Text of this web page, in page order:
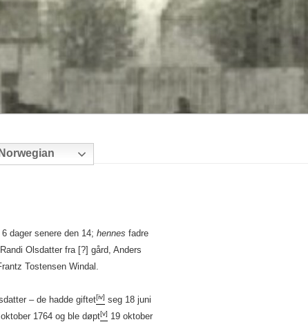
Norwegian
6 dager senere den 14; hennes fadre
Olsdatter fra [?] gård, Anders
Tostensen Windal.
– de hadde giftet[iv] seg 18 juni
1764 og ble døpt[v] 19 oktober